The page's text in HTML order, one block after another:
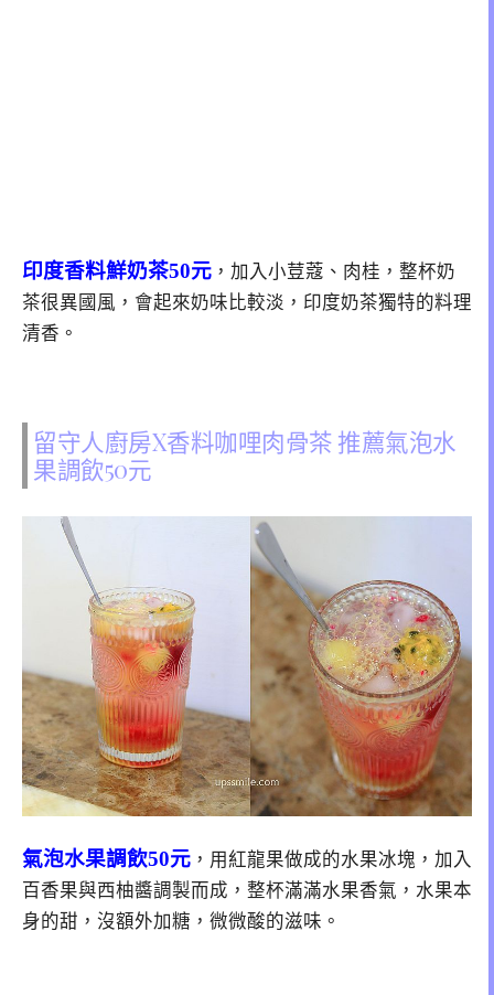
印度香料鮮奶茶50元 ，加入小荳蔻、肉桂，整杯奶
茶很異國風，會起來奶味比較淡，印度奶茶獨特的料理
清香。
留守人廚房X香料咖哩肉骨茶 推薦氣泡水
果調飲50元
氣泡水果調飲50元 ，用紅龍果做成的水果冰塊，加入
百香果與西柚醬調製而成，整杯滿滿水果香氣，水果本
身的甜，沒額外加糖，微微酸的滋味。